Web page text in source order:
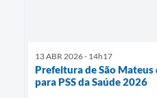
13 ABR 2026 - 14h17
Prefeitura de São Mateus
para PSS da Saúde 2026